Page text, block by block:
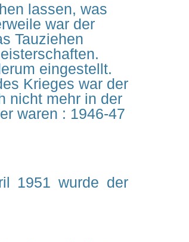
lassen, was
war der
Tauziehen
eingestellt.
Krieges war der
nicht mehr in der
waren : 1946-47
1951 wurde der